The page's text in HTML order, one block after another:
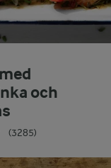
och
(3285)